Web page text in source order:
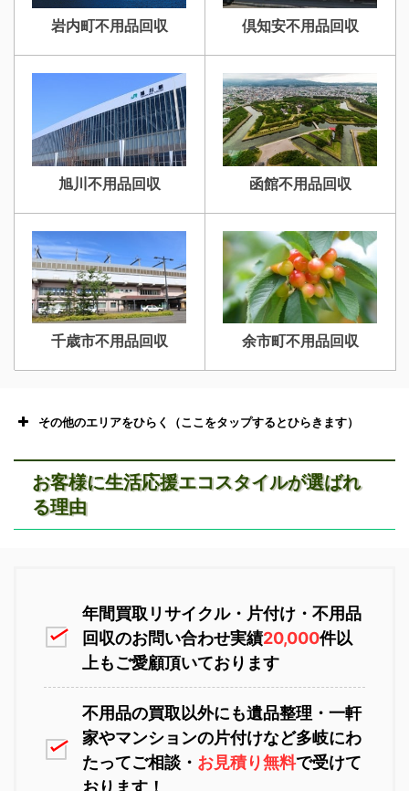
岩内町不用品回収 倶知安不用品回収
旭川不用品回収 函館不用品回収
千歳市不用品回収 余市町不用品回収
その他のエリアをひらく（ここをタップするとひらきます）
苫小牧不用品回収 室蘭不用品回収
お客様に生活応援エコスタイルが選ばれ
る理由
年間買取リサイクル・片付け・不用品
回収のお問い合わせ実績20,000件以
上もご愛顧頂いております
不用品の買取以外にも遺品整理・一軒
家やマンションの片付けなど多岐にわ
たってご相談・ お見積り無料で受けて
おります！